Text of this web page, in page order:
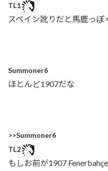
TL1
スペイン訛りだと馬鹿っぽ
Summoner6
ほとんど1907だな
>>Summoner6
TL2
もしお前が1907